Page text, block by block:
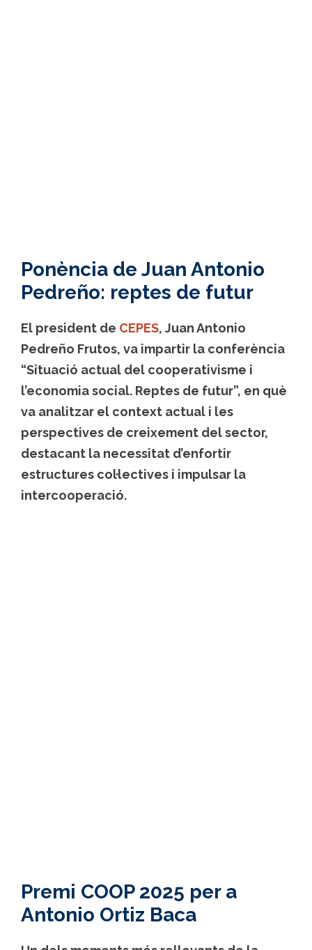
Ponència de Juan Antonio
Pedreño: reptes de futur
El president de CEPES, Juan Antonio
Pedreño Frutos, va impartir la conferència
“Situació actual del cooperativisme i
l’economia social. Reptes de futur”, en què
va analitzar el context actual i les
perspectives de creixement del sector,
destacant la necessitat d’enfortir
estructures col·lectives i impulsar la
intercooperació.
Premi COOP 2025 per a
Antonio Ortiz Baca